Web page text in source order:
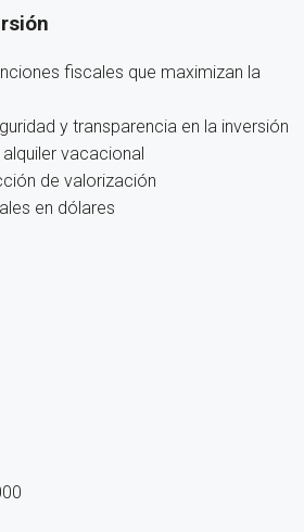
fiscales que maximizan la
y transparencia en la inversión
vacacional
de valorización
en dólares